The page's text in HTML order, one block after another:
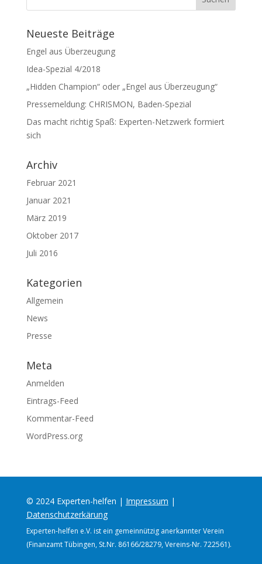
Neueste Beiträge
Engel aus Überzeugung
Idea-Spezial 4/2018
„Hidden Champion“ oder „Engel aus Überzeugung“
Pressemeldung: CHRISMON, Baden-Spezial
Das macht richtig Spaß: Experten-Netzwerk formiert
sich
Archiv
Februar 2021
Januar 2021
März 2019
Oktober 2017
Juli 2016
Kategorien
Allgemein
News
Presse
Meta
Anmelden
Eintrags-Feed
Kommentar-Feed
WordPress.org
© 2024 Experten-helfen | Impressum |
Datenschutzerkärung
Experten-helfen e.V. ist ein gemeinnützig anerkannter Verein
(Finanzamt Tübingen, St.Nr. 86166/28279, Vereins-Nr. 722561).